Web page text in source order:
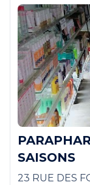
SAISONS
23 RUE DES